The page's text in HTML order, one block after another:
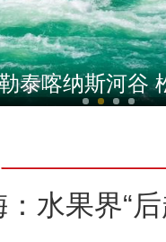
万兵团人热切
泰喀纳斯河谷
水果界“